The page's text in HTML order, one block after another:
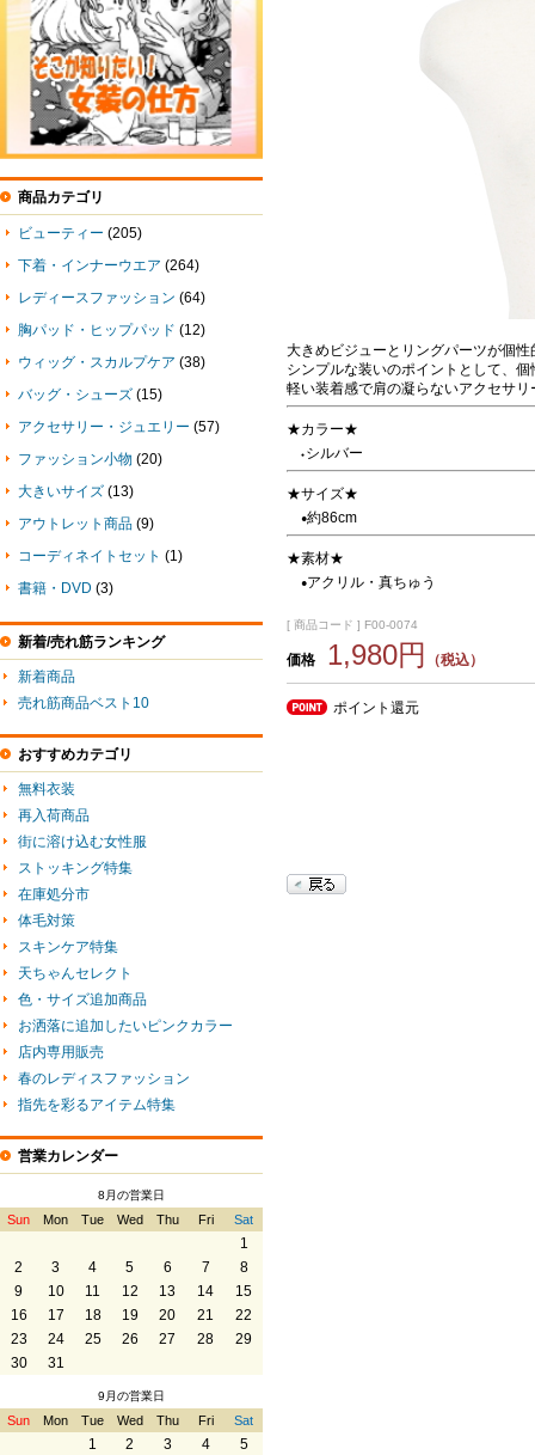
大きめビジューとリングパーツが個
シンプルな装いのポイントとして、
軽い装着感で肩の凝らないアクセサリ
★カラー★
● シルバー
★サイズ★
●約86cm
★素材★
●アクリル・真ちゅう
[ 商品コード ] F00-0074
価格 1,980円 （税込）
ポイント還元
商品カテゴリ
ビューティー (205)
下着・インナーウエア (264)
レディースファッション (64)
胸パッド・ヒップパッド (12)
ウィッグ・スカルプケア (38)
バッグ・シューズ (15)
アクセサリー・ジュエリー (57)
ファッション小物 (20)
大きいサイズ (13)
アウトレット商品 (9)
コーディネイトセット (1)
書籍・DVD (3)
新着/売れ筋ランキング
新着商品
売れ筋商品ベスト10
おすすめカテゴリ
無料衣装
再入荷商品
街に溶け込む女性服
ストッキング特集
在庫処分市
体毛対策
スキンケア特集
天ちゃんセレクト
色・サイズ追加商品
お洒落に追加したいピンクカラー
店内専用販売
春のレディスファッション
指先を彩るアイテム特集
営業カレンダー
8月の営業日
Sun Mon Tue Wed Thu Fri Sat
1
2
3 4 5 6 7
8
9
10 11 12 13 14
15
16
17 18 19 20 21
22
23
24 25 26 27 28
29
30
31
9月の営業日
Sun Mon Tue Wed Thu Fri Sat
1 2 3 4
5